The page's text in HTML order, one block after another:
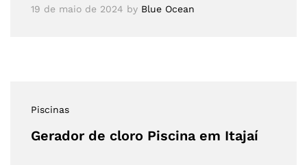
19 de maio de 2024 by Blue Ocean
Piscinas
Gerador de cloro Piscina em Itajaí